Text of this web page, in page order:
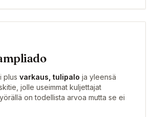
plus varkaus, tulipalo ja yleensä
jolle useimmat kuljettajat
on todellista arvoa mutta se ei